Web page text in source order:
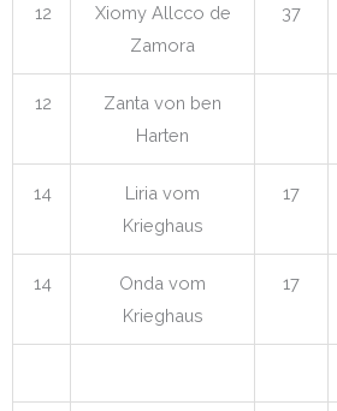
12
Xiomy Allcco de
Zamora
37
12
Zanta von ben
Harten
14
Liria vom
Krieghaus
17
14
Onda vom
Krieghaus
17